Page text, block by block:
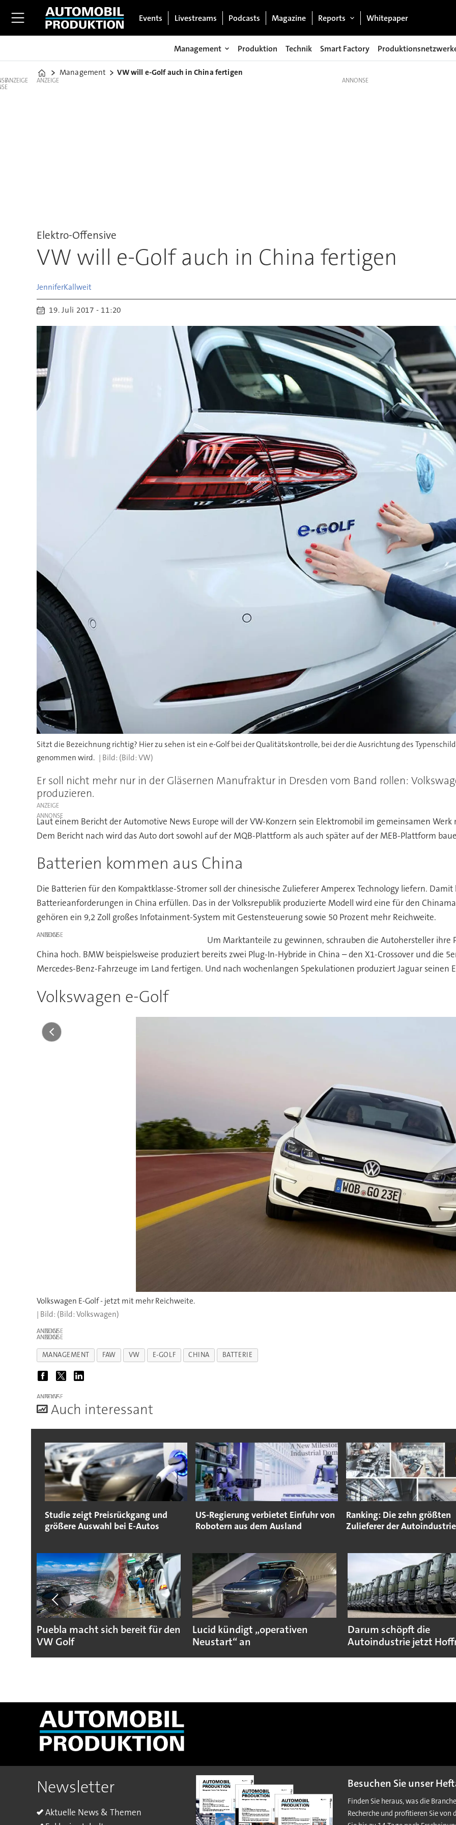
Events Livestreams Podcasts Magazine Reports Whitepaper
Management Produktion Technik Smart Factory
Home
Management VW will e-Golf auch in China fertigen
ANZEIGE ANZEIGE
Elektro-Offensive
VW will e-Golf auch in China fertigen
JenniferKallweit
19. Juli 2017 - 11:20
Sitzt die Bezeichnung richtig? Hier zu sehen ist ein e-Golf bei der Qualitätskontrolle, bei der die Ausrichtung des
genommen wird.
(Bild: VW)
Er soll nicht mehr nur in der Gläsernen Manufraktur in Dresden vom Band rollen:
produzieren.
ANZEIGE
Laut einem Bericht der Automotive News Europe will der VW-Konzern sein Elektromobil im gemeinsamen
Dem Bericht nach wird das Auto dort sowohl auf der MQB-Plattform als auch später auf der MEB-Plattform
Batterien kommen aus China
Die Batterien für den Kompaktklasse-Stromer soll der chinesische Zulieferer Amperex Technology liefern.
Batterieanforderungen in China erfüllen. Das in der Volksrepublik produzierte Modell wird eine für den
gehören ein 9,2 Zoll großes Infotainment-System mit Gestensteuerung sowie 50 Prozent mehr Reichweite.
ANZEIGE
Um Marktanteile zu gewinnen, schrauben die Autohersteller
China hoch. BMW beispielsweise produziert bereits zwei Plug-In-Hybride in China – den X1-Crossover und die
Mercedes-Benz-Fahrzeuge im Land fertigen. Und nach wochenlangen Spekulationen produziert Jaguar seinen
Volkswagen e-Golf
Volkswagen E-Golf - jetzt mit mehr Reichweite.
(Bild: Volkswagen)
ANZEIGE
ANZEIGE
MANAGEMENT FAW VW E-GOLF CHINA BATTERIE
ANZEIGE
Auch interessant
Studie zeigt Preisrückgang und
größere Auswahl bei E-Autos
US-Regierung verbietet Einfuhr von
Robotern aus dem Ausland
Ranking: Die zehn größten
Zulieferer der Autoindustrie
Puebla macht sich bereit für den
VW Golf
Lucid kündigt „operativen
Neustart“ an
Darum schöpft die
Autoindustrie jetzt
Newsletter
Aktuelle News & Themen
Besuchen Sie unser
Finden Sie heraus, was die
Recherche und profitieren Sie